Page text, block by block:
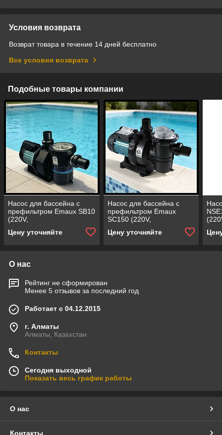
Условия возврата
Возврат товара в течение 14 дней бесплатно
Все условия возврата
Подобные товары компании
Насос для бассейна с
префильтром Emaux SB10
(220V,
производительность = 12
м³/ч, 0,97 кВт)
Цену уточняйте
Насос для бассейна с
префильтром Emaux
SC150 (220V,
производительность = 16
м³/ч, 1,3 кВт)
Цену уточняйте
м3/
О нас
Рейтинг не сформирован
Менее 5 отзывов за последний год
Работает с 04.12.2015
г. Алматы
Алматы, Казахстан
Контакты
Сегодня выходной
Показать весь график работы
О нас
Контакты